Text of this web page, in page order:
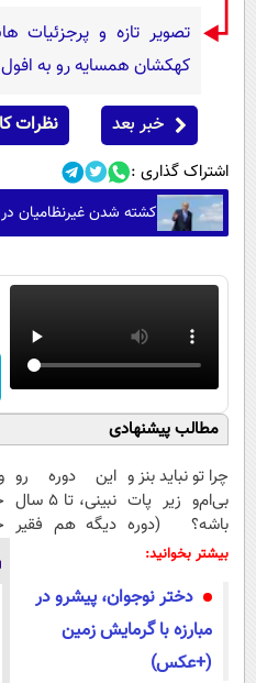
تصویر تازه و پرجزئیات
کهکشان همسایه رو به
خبر بعد نظرات
اشتراک گذاری :
کشته شدن غیرنظامیان در
مطالب پیشنهادی
چرا تو نباید بنز و
بی‌ام‌و زیر پات
باشه؟ (دوره
رایگان درآمد
این دوره رو
نبینی، تا 5 سال
دیگه هم فقیر
کن
بیشتر بخوانید:
دختر نوجوان، پیشرو در
مبارزه با گرمایش زمین
(+عکس)